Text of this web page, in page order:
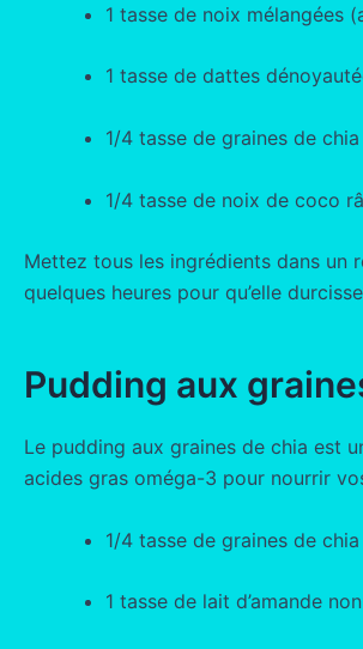
1 tasse de noix mélangées
1 tasse de dattes
1/4 tasse de graines de chia
1/4 tasse de noix de coco
Mettez tous les ingrédients dans un
quelques heures pour qu’elle
Pudding aux
Le pudding aux graines de chia est
acides gras oméga-3 pour nourrir
1/4 tasse de graines de chia
1 tasse de lait d’amande